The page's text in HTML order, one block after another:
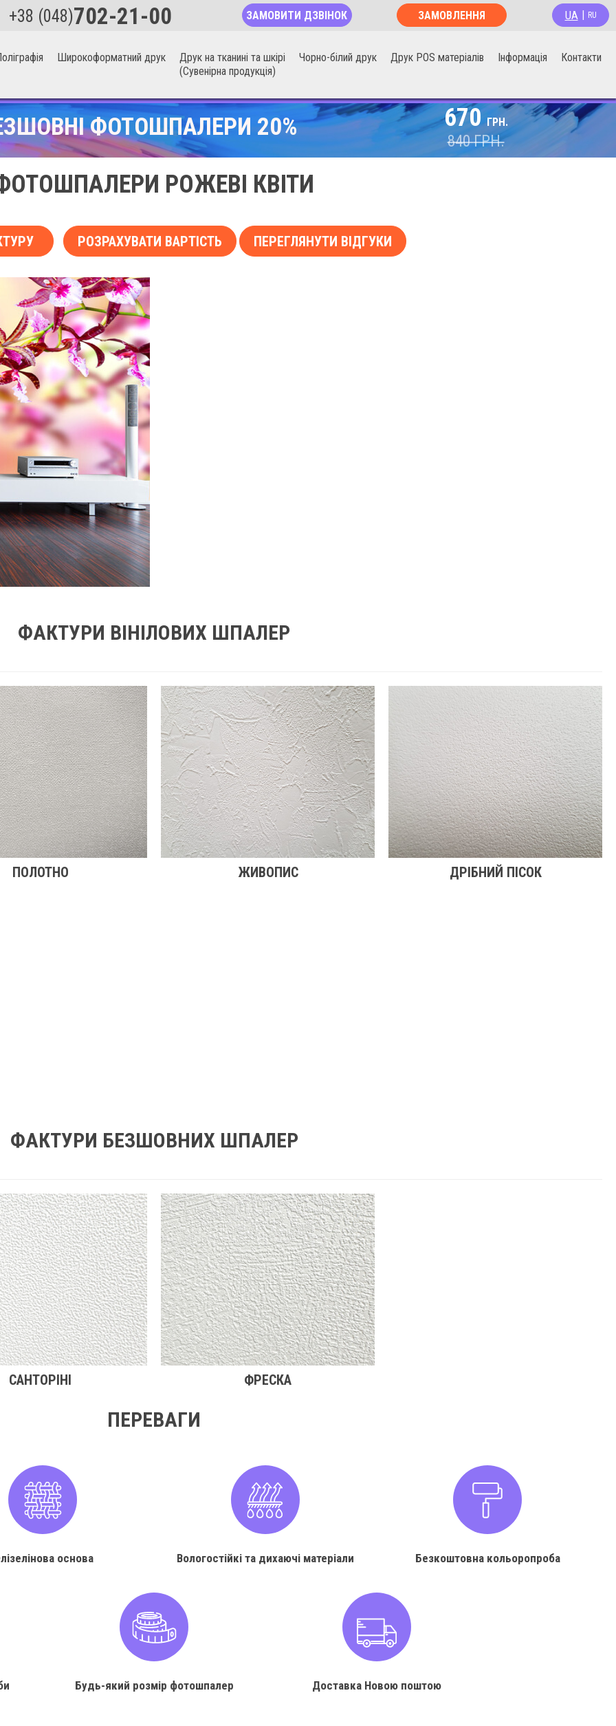
+38 (048)702-21-00 ЗАМОВИТИ ДЗВІНОК
ЗАМОВЛЕННЯ
UA RU
Широкоформатний друк
Друк на тканині та шкірі
(Сувенірна продукція)
Чорно-білий друк Друк POS матеріалів Інформація Контакти
ФОТОШПАЛЕРИ 20% 670ГРН.
840ГРН.
РОЖЕВІ КВІТИ
РОЗРАХУВАТИ ВАРТІСТЬ ПЕРЕГЛЯНУТИ ВІДГУКИ
ФАКТУРИ ВІНІЛОВИХ ШПАЛЕР
ПОЛОТНО ЖИВОПИС ДРІБНИЙ ПІСОК
ФАКТУРИ БЕЗШОВНИХ ШПАЛЕР
САНТОРІНІ ФРЕСКА
ПЕРЕВАГИ
основа Вологостійкі та дихаючі матеріали Безкоштовна кольоропроба
Будь-який розмір фотошпалер Доставка Новою поштою